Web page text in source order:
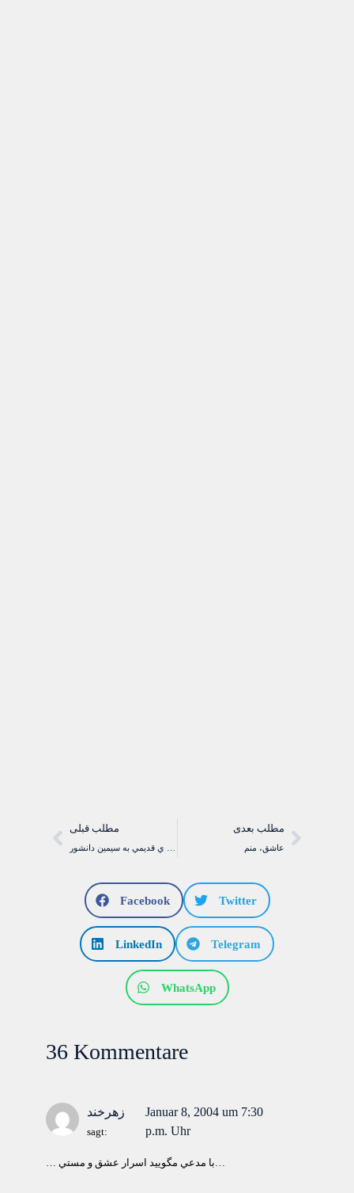
مطلب قبلی
يک نامه ي قديمي به سيمين دانشور
مطلب بعدی
عاشق، منم
Facebook Twitter
LinkedIn Telegram
WhatsApp
36 Kommentare
زهرخند
sagt:
Januar 8, 2004 um 7:30
p.m. Uhr
… با مدعي مگوييد اسرار عشق و مستي…